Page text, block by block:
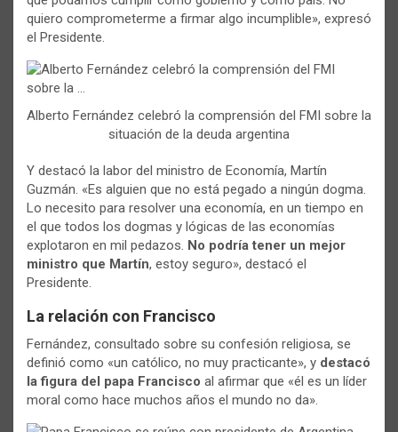
quiero comprometerme a firmar algo incumplible», expresó
el Presidente.
Alberto Fernández celebró la comprensión del FMI sobre la
situación de la deuda argentina
Y destacó la labor del ministro de Economía, Martín
Guzmán. «Es alguien que no está pegado a ningún dogma.
Lo necesito para resolver una economía, en un tiempo en
el que todos los dogmas y lógicas de las economías
explotaron en mil pedazos. No podría tener un mejor
ministro que Martín, estoy seguro», destacó el
Presidente.
La relación con Francisco
Fernández, consultado sobre su confesión religiosa, se
definió como «un católico, no muy practicante», y destacó
la figura del papa Francisco al afirmar que «él es un líder
moral como hace muchos años el mundo no da».